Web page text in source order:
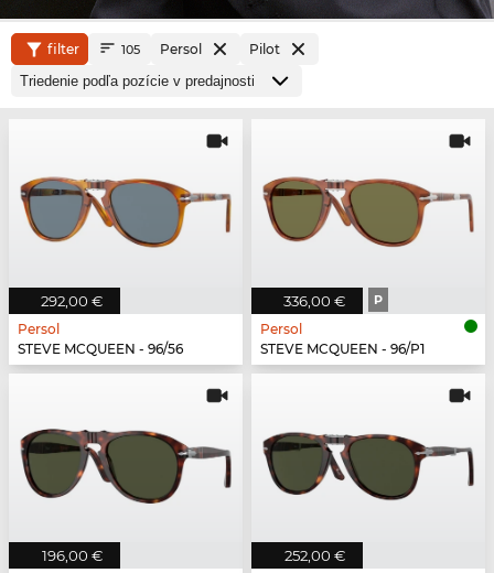
filter 105 Persol Pilot
292,00 €
Persol
STEVE MCQUEEN - 96/56
336,00 € P
Persol
STEVE MCQUEEN - 96/P1
196,00 € 252,00 €